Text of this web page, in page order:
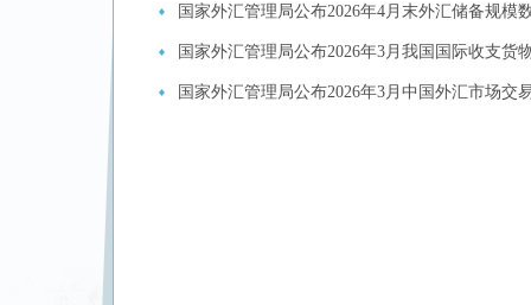
国家外汇管理局公布2026年4月末外汇储备规模
国家外汇管理局公布2026年3月我国国际收支货
国家外汇管理局公布2026年3月中国外汇市场交